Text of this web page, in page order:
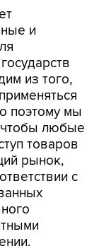
и
из того,
поэтому мы
чтобы любые
товаров
рынок,
с